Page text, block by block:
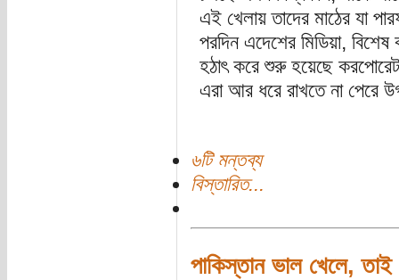
এই খেলায় তাদের মাঠের যা
পরদিন এদেশের মিডিয়া,
হঠাৎ করে শুরু হয়েছে
এরা আর ধরে রাখতে না পেরে
৬টি মন্তব্য
বিস্তারিত...
পাকিস্তান ভাল খেলে,